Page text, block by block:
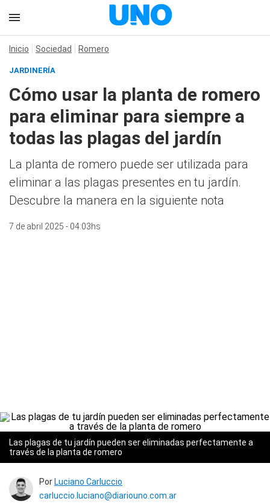
Inicio Sociedad Romero
JARDINERÍA
Cómo usar la planta de romero
para eliminar para siempre a
todas las plagas del jardín
La planta de romero puede ser utilizada para
eliminar a las plagas presentes en tu jardín.
Descubre la manera en la siguiente nota
7 de abril 2025 - 04:03hs
Las plagas de tu jardín pueden ser eliminadas perfectamente a
través de la planta de romero
Por Luciano Carluccio
carluccio.luciano@diariouno.com.ar